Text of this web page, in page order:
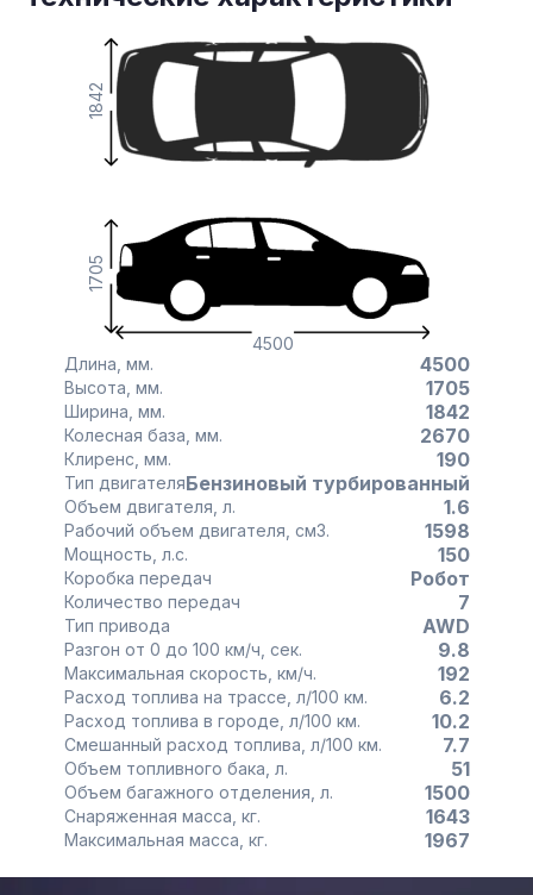
4500
1705
1842
Длина, мм. 4500
Высота, мм. 1705
Ширина, мм. 1842
Колесная база, мм. 2670
Клиренс, мм. 190
Тип двигателяБензиновый турбированный
Объем двигателя, л. 1.6
Рабочий объем двигателя, см3. 1598
Мощность, л.с. 150
Коробка передач Робот
Количество передач 7
Тип привода AWD
Разгон от 0 до 100 км/ч, сек. 9.8
Максимальная скорость, км/ч. 192
Расход топлива на трассе, л/100 км. 6.2
Расход топлива в городе, л/100 км. 10.2
Смешанный расход топлива, л/100 км. 7.7
Объем топливного бака, л. 51
Объем багажного отделения, л. 1500
Снаряженная масса, кг. 1643
Максимальная масса, кг. 1967